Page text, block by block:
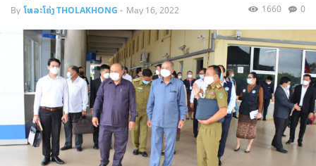
By ໂທລະໂຄ່ງ THOLAKHONG - May 16, 2022 0
1660